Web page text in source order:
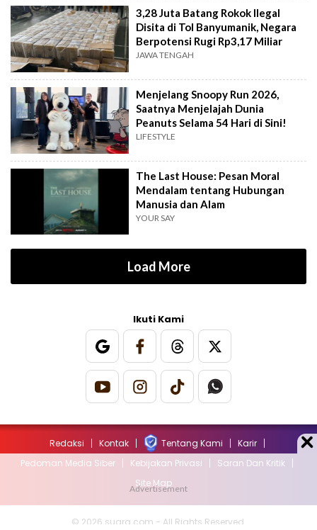
3,28 Juta Batang Rokok Ilegal
Disita di Tol Banyumanik, Negara
Berpotensi Rugi Rp3,17 Miliar
JAWA TENGAH
Menjelang Snoopy Run 2026,
Saatnya Menjelajah Dunia
Peanuts Selama 54 Hari di Sini!
LIFESTYLE
The Last House: Pesan Moral
Mendalam tentang Hubungan
Manusia dan Alam
YOUR SAY
Load More
Ikuti Kami
Redaksi Kontak Tentang Kami
Karir
Pedoman Media Siber
Kebijakan Privasi
Saran Dan Kritik
Site Map
© 2026 suara.com - All Rights Reserved.